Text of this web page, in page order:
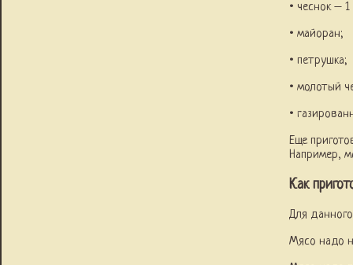
• чеснок –
• майоран;
• петрушка;
• молотый
•
Еще
Например,
Как
Для
Мясо надо